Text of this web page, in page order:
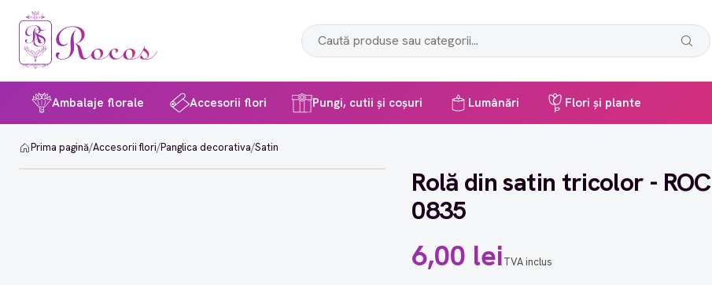
Ambalaje florale Accesorii flori Pungi, cutii și coșuri Lumânări Flori și plante
Prima pagină/Accesorii flori/Panglica decorativa/Satin
Rolă din satin tricolor - ROC
0835
6,00 leiTVA inclus